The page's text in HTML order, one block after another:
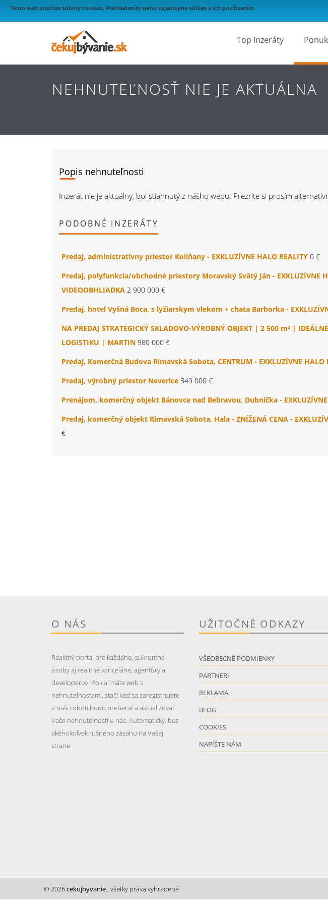
Tento web používa súbory cookies. Prehliadaním webu vyjadrujete súhlas s ich používaním.
Top Inzeráty
NEHNUTEĽNOSŤ NIE JE AKTUÁLNA
Popis nehnuteľnosti
Inzerát nie je aktuálny, bol stiahnutý z nášho webu. Prezrite si prosím
PODOBNÉ INZERÁTY
Predaj, administratívny priestor Kolíňany - EXKLUZÍVNE HALO REALITY 0 €
Predaj, polyfunkcia/obchodné priestory Moravský Svätý Ján - EXKLUZÍVNE
VIDEOOBHLIADKA 2 900 000 €
Predaj, hotel Vyšná Boca, s lyžiarskym vlekom + chata Barborka -
NA PREDAJ STRATEGICKÝ SKLADOVO-VÝROBNÝ OBJEKT | 2 500 m² |
LOGISTIKU | MARTIN 980 000 €
Predaj, Komerčná Budova Rimavská Sobota, CENTRUM - EXKLUZÍVNE HALO
Predaj, výrobný priestor Neverice 349 000 €
Prenájom, komerčný objekt Bánovce nad Bebravou, Dubnička - EXKLUZÍVNE
Predaj, komerčný objekt Rimavská Sobota, Hala - ZNÍŽENÁ CENA -
€
O NÁS
Realitný portál pre každého, súkromné
osoby aj realitné kancelárie, agentúry a
developerov. Pokiaľ máte web s
nehnuteľnostami, stačí keď sa zaregistrujete
a naši roboti budú preberať a aktualizovať
Vaše nehnuteľnosti u nás. Automaticky, bez
akéhokoľvek rušného zásahu na Vašej
strane.
UŽITOČNÉ ODKAZY
VŠEOBECNÉ PODMIENKY
PARTNERI
REKLAMA
BLOG
COOKIES
NAPÍŠTE NÁM
© 2026cekujbyvanie , všetky práva vyhradené